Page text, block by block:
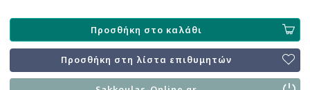
Προσθήκη στο καλάθι
Προσθήκη στη λίστα επιθυμητών